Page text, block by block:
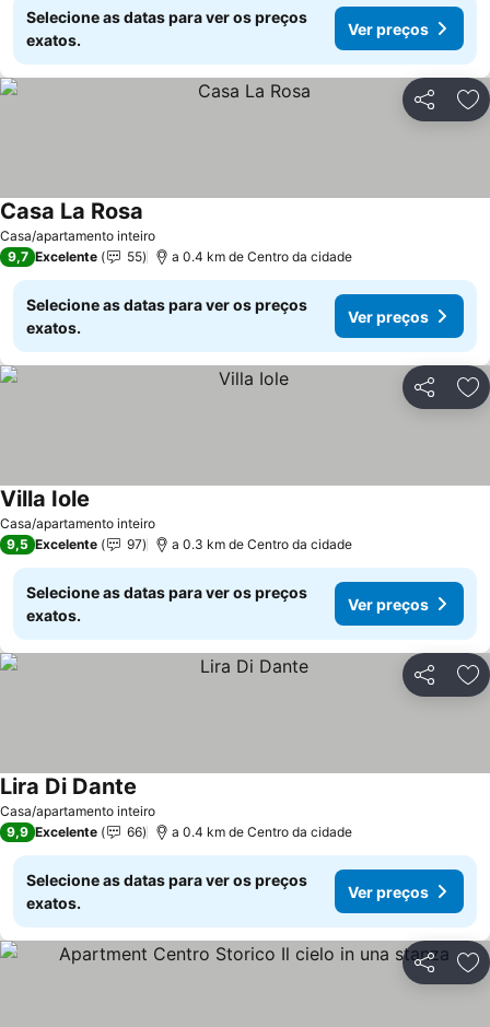
Selecione as datas para ver os preços
exatos.
Ver preços
Partilhar
Casa/apartamento inteiro
Casa La Rosa
9,7 Excelente 55 a 0.4 km de Centro da cidade
Selecione as datas para ver os preços
exatos.
Ver preços
Partilhar
Casa/apartamento inteiro
Villa Iole
9,5 Excelente 97 a 0.3 km de Centro da cidade
Selecione as datas para ver os preços
exatos.
Ver preços
Partilhar
Casa/apartamento inteiro
Lira Di Dante
9,9 Excelente 66 a 0.4 km de Centro da cidade
Selecione as datas para ver os preços
exatos.
Ver preços
Partilhar